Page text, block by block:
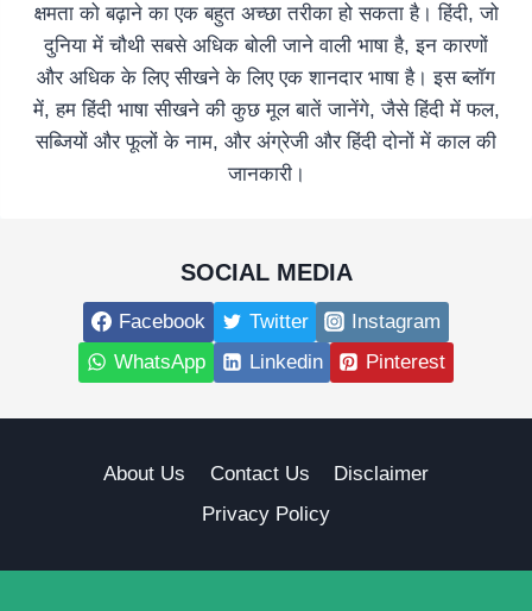
क्षमता को बढ़ाने का एक बहुत अच्छा तरीका हो सकता है। हिंदी, जो
दुनिया में चौथी सबसे अधिक बोली जाने वाली भाषा है, इन कारणों
और अधिक के लिए सीखने के लिए एक शानदार भाषा है। इस ब्लॉग
में, हम हिंदी भाषा सीखने की कुछ मूल बातें जानेंगे, जैसे हिंदी में फल,
सब्जियों और फूलों के नाम, और अंग्रेजी और हिंदी दोनों में काल की
जानकारी।
SOCIAL MEDIA
Facebook Twitter
Instagram
WhatsApp
Linkedin Pinterest
About Us Contact Us
Disclaimer
Privacy Policy